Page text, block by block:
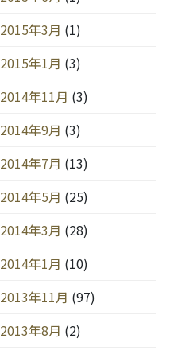
2015年3月 (1)
2015年1月 (3)
2014年11月 (3)
2014年9月 (3)
2014年7月 (13)
2014年5月 (25)
2014年3月 (28)
2014年1月 (10)
2013年11月 (97)
2013年8月 (2)